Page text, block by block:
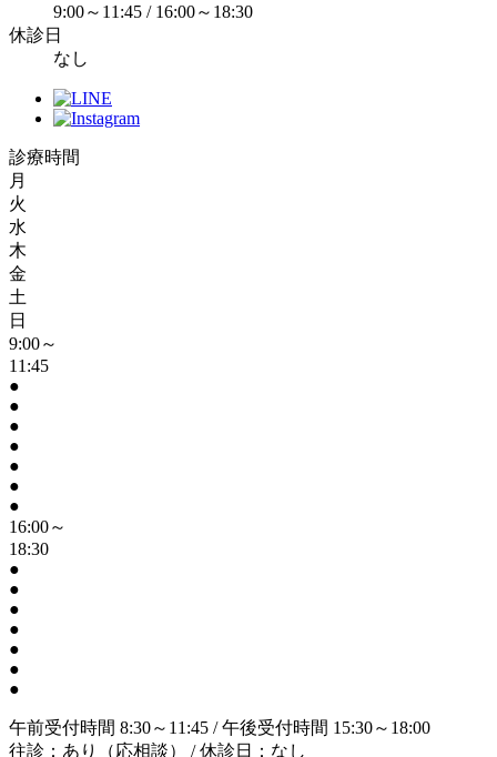
9:00～11:45 / 16:00～18:30
休診日
なし
診療時間
月
火
水
木
金
土
日
9:00～
11:45
●
●
●
●
●
●
●
16:00～
18:30
●
●
●
●
●
●
●
午前受付時間 8:30～11:45 / 午後受付時間 15:30～18:00
往診：あり（応相談） / 休診日：なし